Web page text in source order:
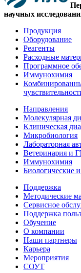
научных
Продукция
Оборудование
Реагенты
Расходные
Программное
Иммунохимия
Направления
Молекулярная
Клиническая
Микробиология
Лабораторная
Ветеринария и
Иммунохимия
Биологические
Поддержка
Методические
Сервисное
Поддержка
Обучение
О компании
Наши партнеры
Карьера
Мероприятия
СОУТ